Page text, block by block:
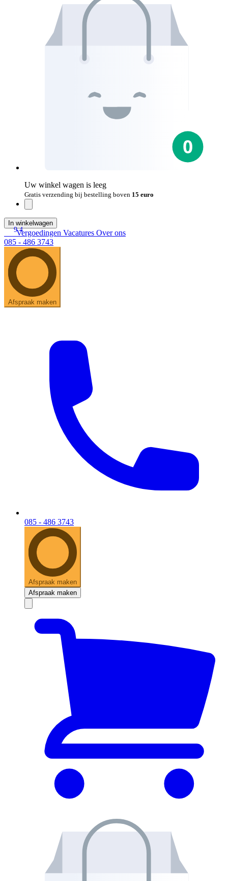
Uw winkel wagen is leeg
Gratis verzending bij bestelling boven 15 euro
In winkelwagen
9.4
Vergoedingen Vacatures Over ons
085 - 486 3743
Afspraak maken
085 - 486 3743
Afspraak maken
Afspraak maken